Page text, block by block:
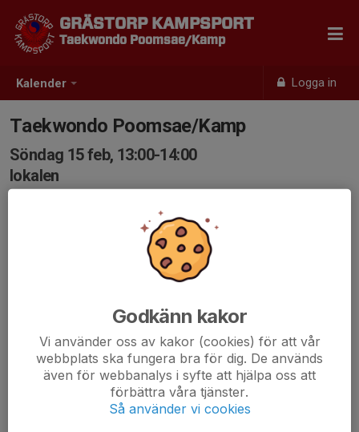
Kalender Logga in
GRÄSTORP KAMPSPORT
Taekwondo Poomsae/Kamp
Taekwondo Poomsae/Kamp
Söndag 15 feb, 13:00-14:00
lokalen
Godkänn kakor
Vi använder oss av kakor (cookies) för att vår
webbplats ska fungera bra för dig. De används
även för webbanalys i syfte att hjälpa oss att
förbättra våra tjänster.
Så använder vi cookies